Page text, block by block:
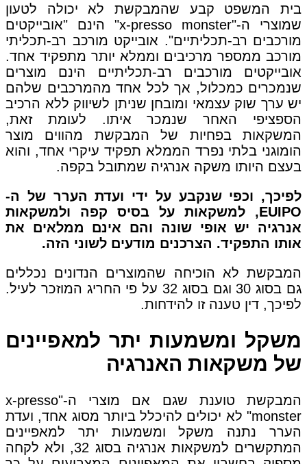
בית המשפט קבע שהמבקשת לא יכולה לטעון
שמוצרי ה-"x-presso monster" הינם "אובייקטים
מורכבים רב-תכליתיים". אובייקט מורכב רב-תכליתי
מורכב ממספר מרכיבים וממלא יותר מתפקיד אחד.
אובייקטים מורכבים רב-תכליתיים הינם מוצרים
שנמכרים כמכלול, אך לכל אחד מהמרכבים שלהם
יש ערך שוק עצמאי ומובחן שניתן לשיווק ללא הרכיב
הספציפי האחר שנמכר איתו. לעומת זאת,
המשקאות בפחיות של המבקשת מהווים מוצר
הומוגני בלתי נפרד הממלא תפקיד עיקרי אחד, והוא
בעצם היותו משקה אנרגיה שמתובל בקפה.
לפיכך, וכפי שנקבע על ידי ועדת הערר של ה-
EUIPO, למשקאות על בסיס קפה ולמשקאות
אנרגיה יש אופי שונה והם אינם ממלאים את
אותו התפקיד. הצרכנים מודעים לשוני הזה.
המבקשת לא הוכיחה שהמוצרים הנדונים נכללים
גם בסוג 30 וגם בסוג 32 על פי החריג המוזכר לעיל.
לפיכך, דין טענה זו להידחות.
משקל ומשמעות יתר למאפיינים
של משקאות האנרגיה
המבקשת טוענת שגם אם מוצרי ה-"x-presso
monster" לא יכולים להיכלל ביותר מסוג אחד, ועדת
הערר נתנה משקל ומשמעות יתר למאפיינים
המתקשרים למשקאות אנרגיה בסוג 32, ולא לקחה